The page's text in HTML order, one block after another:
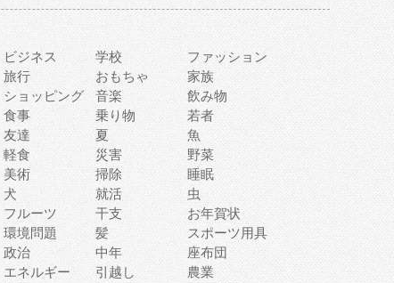
ビジネス 学校
ファッション
旅行 おもちゃ
家族
ショッピング 音楽
飲み物
食事 乗り物
若者
友達 夏
魚
軽食
災害
野菜
美術 掃除
睡眠
犬 就活
虫
フルーツ 干支
お年賀状
環境問題 髪
スポーツ用具
政治 中年
座布団
エネルギー 引越し
農業